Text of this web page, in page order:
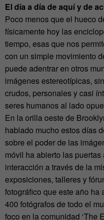
El día a día de aquí y de
Poco menos que el hueco
físicamente hoy las
tiempo, esas que nos
con un simple movimiento
puede adentrar en otros
imágenes estereotípicas,
crudos, personales y casi
seres humanos al lado
En la orilla oeste de
hablado mucho estos días
sobre el poder de las
móvil ha abierto las
interacción a través de la
exposiciones, talleres y
fotográfico que este año ha
400 fotógrafos de todo el
foco en la comunidad ‘The